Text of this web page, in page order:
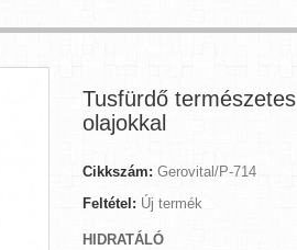
Tusfürdő természetes
olajokkal
Cikkszám: Gerovital/P-714
Feltétel: Új termék
HIDRATÁLÓ